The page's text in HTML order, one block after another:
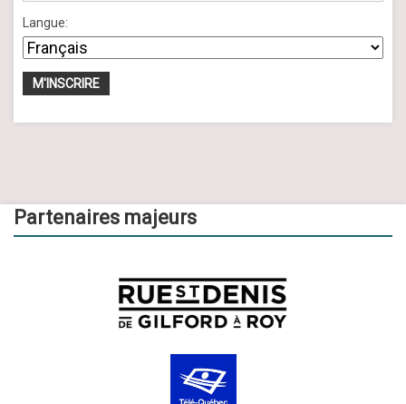
Langue:
Partenaires majeurs